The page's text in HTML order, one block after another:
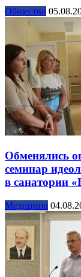
Общество
Обменялись
семинар
в санатории
Медицина